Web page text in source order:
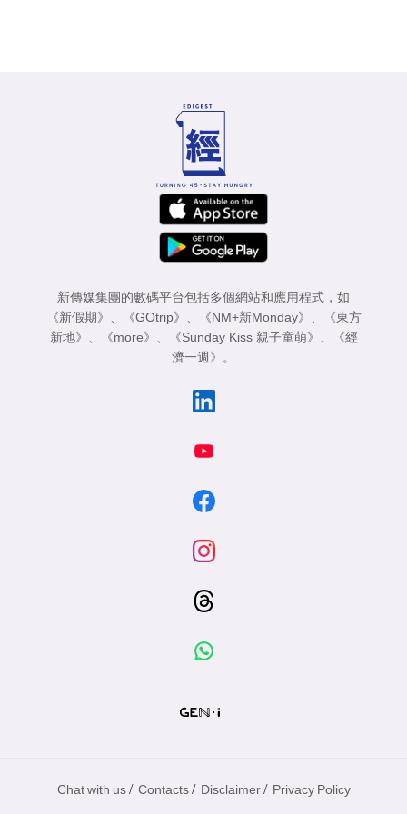
新傳媒集團的數碼平台包括多個網站和應用程式，如
《新假期》
《GOtrip》 《NM+新Monday》
《東方
新地》
《more》 《Sunday Kiss 親子童萌》
《經
濟一週》
。
Chat with us / Contacts / Disclaimer / Privacy Policy